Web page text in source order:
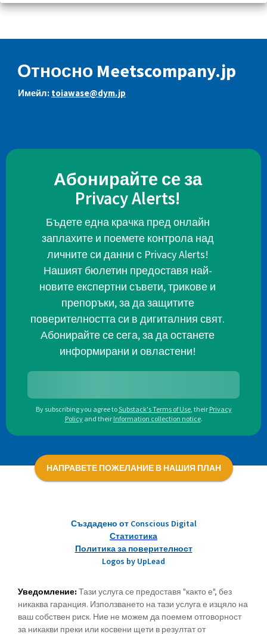
Относно Meetscompany.jp
Имейл: toiawase@dym.jp
Абонирайте се за
Privacy Alerts!
Бъдете една крачка пред онлайн
заплахите и поемете контрола над
личните си данни с Privacy Alerts!
Нашият бюлетин предоставя най-
новите експертни съвети, трикове и
препоръки, за да защитите
поверителността си в дигиталния свят.
Абонирайте се сега, за да останете
информирани и овластени!
By subscribing you agree toSubstack's Terms of Use, their Privacy
Policy and their Information collection notice.
НАПРАВЕТЕ ПОЖЕЛАНИЕ В НАШИЯ ПЛАН
Създадено от Conscious Digital
Статистика
Политика за поверителност
Logos by UpLead
Уведомление: Тази услуга се предоставя "както е", без
никаква гаранция. Използването на тази услуга е изцяло на
ваш собствен риск. Ние не можем да поемем отговорност
за никакви преки или косвени щети в резултат от